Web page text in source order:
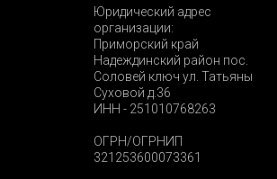
Юридический адрес
организации:
Приморский край
Надеждинский район пос.
Соловей ключ ул. Татьяны
Суховой д.36
ИНН - 251010768263
ОГРН/ОГРНИП
321253600073361